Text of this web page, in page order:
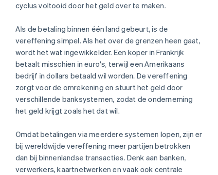
cyclus voltooid door het geld over te maken.
Als de betaling binnen één land gebeurt, is de
vereffening simpel. Als het over de grenzen heen gaat,
wordt het wat ingewikkelder. Een koper in Frankrijk
betaalt misschien in euro's, terwijl een Amerikaans
bedrijf in dollars betaald wil worden. De vereffening
zorgt voor de omrekening en stuurt het geld door
verschillende banksystemen, zodat de onderneming
het geld krijgt zoals het dat wil.
Omdat betalingen via meerdere systemen lopen, zijn er
bij wereldwijde vereffening meer partijen betrokken
dan bij binnenlandse transacties. Denk aan banken,
verwerkers, kaartnetwerken en vaak ook centrale